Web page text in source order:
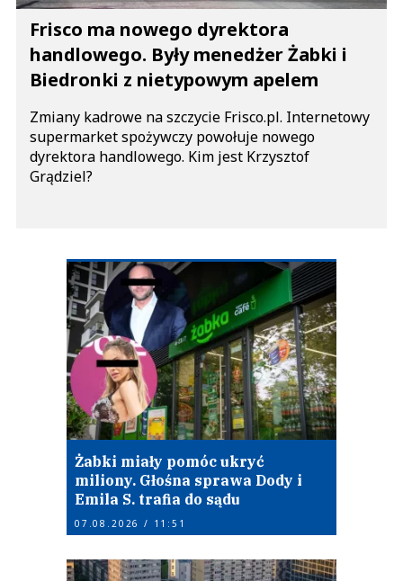
Frisco ma nowego dyrektora
handlowego. Były menedżer Żabki i
Biedronki z nietypowym apelem
Zmiany kadrowe na szczycie Frisco.pl. Internetowy
supermarket spożywczy powołuje nowego
dyrektora handlowego. Kim jest Krzysztof
Grądziel?
Żabki miały pomóc ukryć
miliony. Głośna sprawa Dody i
Emila S. trafia do sądu
07.08.2026 / 11:51